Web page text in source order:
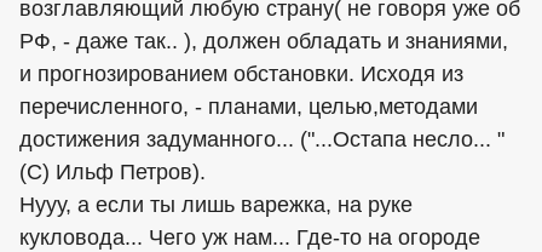
возглавляющий любую страну( не говоря уже об
РФ, - даже так.. ), должен обладать и знаниями,
и прогнозированием обстановки. Исходя из
перечисленного, - планами, целью,методами
достижения задуманного... ("...Остапа несло... "
(С) Ильф Петров).
Нууу, а если ты лишь варежка, на руке
кукловода... Чего уж нам... Где-то на огороде